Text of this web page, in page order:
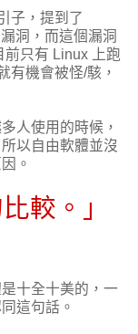
子，提到了
洞，而這個漏洞
前只有 Linux 上跑
有機會被怪/駭，
人使用的時候，
以自由軟體並沒
。
較。」
十全十美的，一
這句話。